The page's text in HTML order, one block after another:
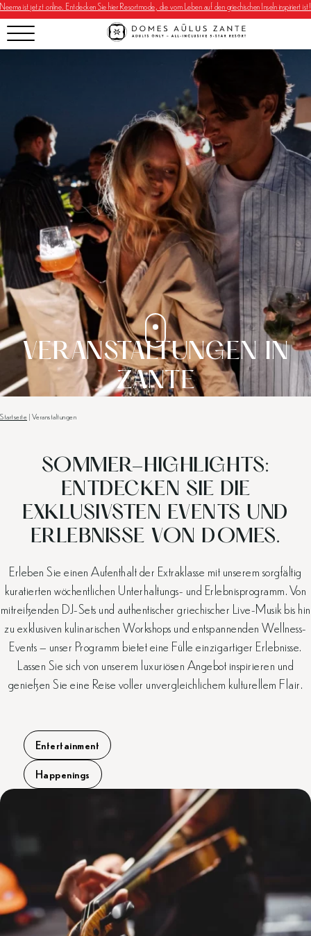
Neema ist jetzt online. Entdecken Sie hier Resortmode, die vom Leben auf den griechischen Inseln inspiriert ist!
VERANSTALTUNGEN IN
ZANTE
Startseite | Veranstaltungen
SOMMER-HIGHLIGHTS:
ENTDECKEN SIE DIE
EXKLUSIVSTEN EVENTS UND
ERLEBNISSE VON DOMES.
Erleben Sie einen Aufenthalt der Extraklasse mit unserem sorgfältig
kuratierten wöchentlichen Unterhaltungs- und Erlebnisprogramm. Von
mitreißenden DJ-Sets und authentischer griechischer Live-Musik bis hin
zu exklusiven kulinarischen Workshops und entspannenden Wellness-
Events – unser Programm bietet eine Fülle einzigartiger Erlebnisse.
Lassen Sie sich von unserem luxuriösen Angebot inspirieren und
genießen Sie eine Reise voller unvergleichlichem kulturellem Flair.
Entertainment
Happenings